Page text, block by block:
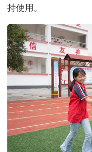
持使用。